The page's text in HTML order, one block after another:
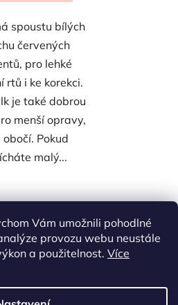
Vám umožnili pohodlné
provozu webu neustále
a použitelnost. Více
spoustu bílých
červených
pro lehké
rtů i ke korekci.
je také dobrou
menší opravy,
obočí. Pokud
malý...
O
v
l
d
celkem